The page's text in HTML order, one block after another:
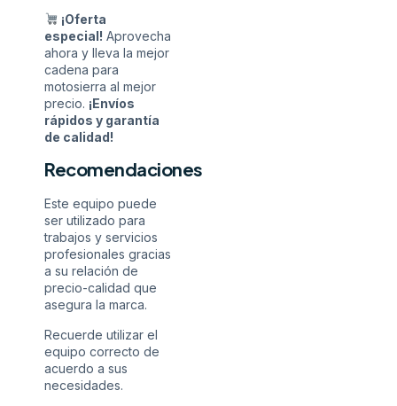
¡Oferta
especial! Aprovecha
ahora y lleva la mejor
cadena para
motosierra al mejor
precio. ¡Envíos
rápidos y garantía
de calidad!
Recomendaciones
Este equipo puede
ser utilizado para
trabajos y servicios
profesionales gracias
a su relación de
precio-calidad que
asegura la marca.
Recuerde utilizar el
equipo correcto de
acuerdo a sus
necesidades.